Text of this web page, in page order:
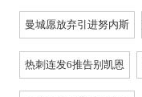
曼城愿放弃引进努内斯
热刺连发6推告别凯恩